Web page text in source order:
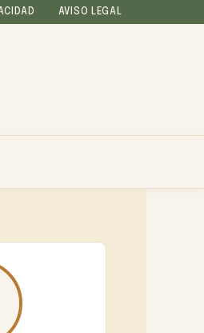
AVISO LEGAL